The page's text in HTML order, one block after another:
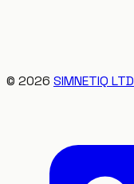
© 2026 SIMNETIQ LTD